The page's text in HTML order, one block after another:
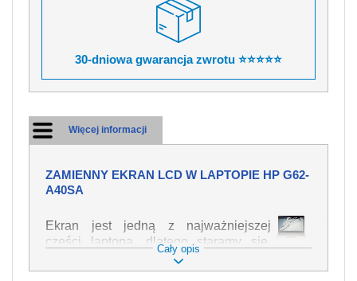
30-dniowa gwarancja zwrotu ⭐⭐⭐⭐⭐
Więcej informacji
ZAMIENNY EKRAN LCD W LAPTOPIE HP G62-
A40SA
Ekran jest jedną z najważniejszej
części laptopa, dlatego staramy się,
żeby był jak najwyższej jakości. Służy
on do wyświetlania tekstu lub obrazu w
Cały opis